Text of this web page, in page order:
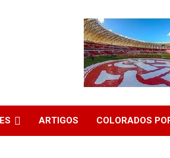
ARTIGOS COLORADOS